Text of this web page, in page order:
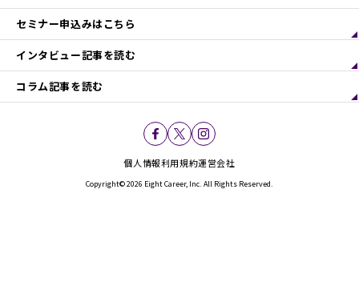
セミナー申込みはこちら
インタビュー記事を読む
コラム記事を読む
個人情報利用規約運営会社
Copyright© 2026 Eight Career, Inc. All Rights Reserved.